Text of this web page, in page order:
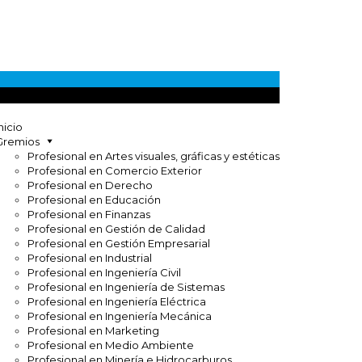
Profesional en Artes visuales, gráficas y estéticas
Profesional en Comercio Exterior
Profesional en Derecho
Profesional en Educación
Profesional en Finanzas
Profesional en Gestión de Calidad
Profesional en Gestión Empresarial
Profesional en Industrial
Profesional en Ingeniería Civil
Profesional en Ingeniería de Sistemas
Profesional en Ingeniería Eléctrica
Profesional en Ingeniería Mecánica
Profesional en Marketing
Profesional en Medio Ambiente